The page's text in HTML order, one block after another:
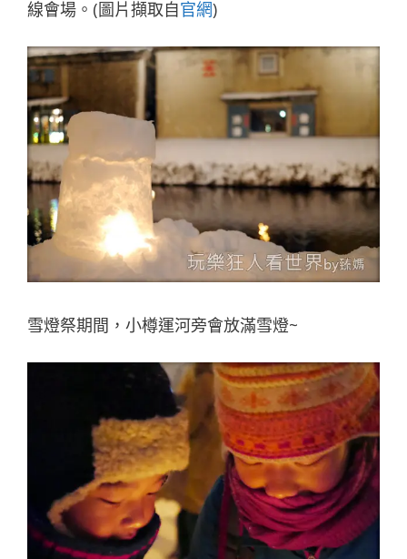
線會場。(圖片擷取自官網)
雪燈祭期間，小樽運河旁會放滿雪燈~